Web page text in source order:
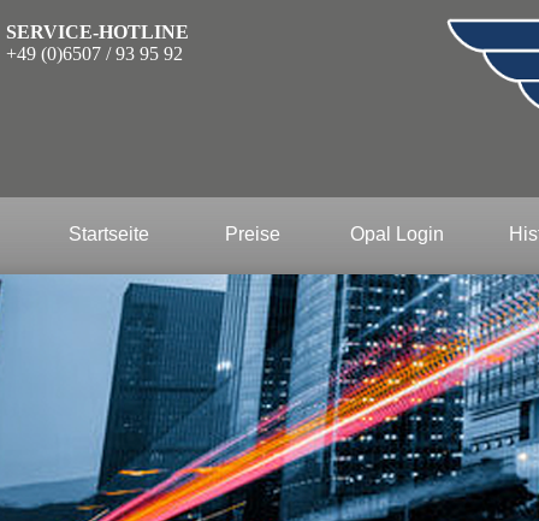
SERVICE-HOTLINE
+49 (0)6507 / 93 95 92
Startseite Preise Opal Login